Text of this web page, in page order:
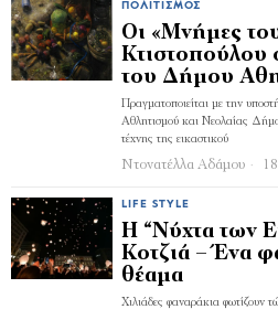
ΠΟΛΙΤΙΣΜΌΣ
Οι «Μνήμες
Κτιστοπούλου
του Δήμου
Πραγματοποιείται με την
Αθλητισμού και Νεολαίας
τέχνης της εικαστικού
Ντονατέλλα Αδάμου
LIFE STYLE
Η “Νύχτα των
Κοτζιά – Ένα
θέαμα
Χιλιάδες φαναράκια φωτίζουν